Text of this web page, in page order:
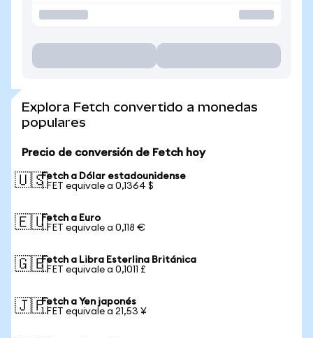
Explora Fetch convertido a monedas
populares
Precio de conversión de Fetch hoy
🇺🇸Fetch a Dólar estadounidense
1 FET equivale a 0,1364 $
🇪🇺Fetch a Euro
1 FET equivale a 0,118 €
🇬🇧Fetch a Libra Esterlina Británica
1 FET equivale a 0,1011 £
🇯🇵Fetch a Yen japonés
1 FET equivale a 21,53 ¥